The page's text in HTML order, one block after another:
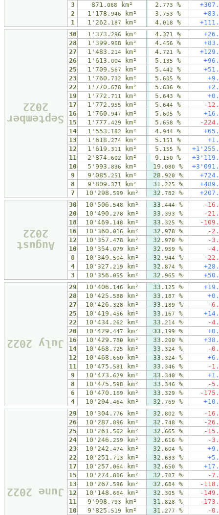
3
871. 068 km² 2. 773 % +307 .
2
1'178. 946 km² 3. 753 % +83 .
1
1'262. 187 km² 4. 018 % +111 .
September
2022
30 1'373. 296 km² 4. 371 % +26 .
28
1'399. 968 km² 4. 456 % +83 .
27
1'483. 214 km² 4. 721 % +129 .
26
1'613. 004 km² 5. 135 % +96 .
25
1'709. 567 km² 5. 442 % +51 .
23
1'760. 732 km² 5. 605 % +9 .
22
1'770. 678 km² 5. 636 % +2 .
19
1'772. 711 km² 5. 643 % +0 .
17
1'772. 955 km² 5. 644 % -12 .
16
1'760. 947 km² 5. 605 % +16 .
15
1'777. 429 km² 5. 658 % -224 .
14
1'553. 182 km² 4. 944 % +65 .
13
1'618. 274 km² 5. 151 % +1 .
12
1'619. 311 km² 5. 155 % +1'255 .
11
2'874. 602 km² 9. 150 % +3'119 .
10
5'993. 836 km² 19. 080 % +3'091 .
9
9'085. 251 km² 28. 920 % +724 .
8
9'809. 371 km² 31. 225 % +489 .
7
10'298. 599 km² 32. 782 % +207 .
August
2022
30 10'506. 548 km² 33. 444 % -16 .
20
10'490. 278 km² 33. 393 % -21 .
18
10'469. 148 km² 33. 325 % -109 .
16
10'360. 016 km² 32. 978 % -2 .
12
10'357. 478 km² 32. 970 % -3 .
10
10'354. 079 km² 32. 959 % -4 .
8
10'349. 504 km² 32. 944 % -22 .
4
10'327. 219 km² 32. 874 % +28 .
3
10'356. 055 km² 32. 965 % +50 .
July 2022
29 10'406. 146 km² 33. 125 % +19 .
28
10'425. 588 km² 33. 187 % +0 .
27
10'426. 328 km² 33. 189 % -6 .
25
10'419. 456 km² 33. 167 % +14 .
22
10'434. 262 km² 33. 214 % -4 .
20
10'429. 447 km² 33. 199 % +0 .
16
10'429. 780 km² 33. 200 % +38 .
14
10'468. 725 km² 33. 324 % -0 .
12
10'468. 660 km² 33. 324 % +6 .
11
10'475. 581 km² 33. 346 % -1 .
9
10'473. 629 km² 33. 340 % +1 .
8
10'475. 598 km² 33. 346 % -5 .
6
10'470. 169 km² 33. 329 % -175 .
4
10'294. 464 km² 32. 769 % +10 .
June 2022
29 10'304. 776 km² 32. 802 % -16 .
26
10'287. 896 km² 32. 748 % -26 .
25
10'261. 562 km² 32. 665 % -15 .
24
10'246. 259 km² 32. 616 % -3 .
23
10'242. 474 km² 32. 604 % +9 .
22
10'251. 713 km² 32. 633 % +5 .
17
10'257. 064 km² 32. 650 % +17 .
15
10'274. 806 km² 32. 707 % -7 .
13
10'267. 596 km² 32. 684 % -118 .
12
10'148. 664 km² 32. 305 % -149 .
11
9'998. 793 km² 31. 828 % -173 .
10
9'825. 519 km² 31. 277 % -0 .